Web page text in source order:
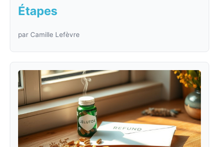
Étapes
par Camille Lefèvre